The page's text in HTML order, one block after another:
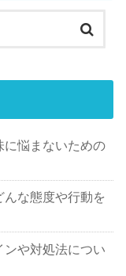
に悩まないための
な態度や行動を
や対処法につい